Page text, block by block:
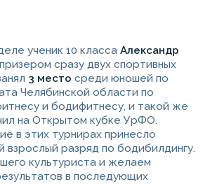
ученик 10 класса Александр
сразу двух спортивных
3 место среди юношей по
Челябинской области по
и бодифитнесу, и такой же
на Открытом кубке УрФО.
в этих турнирах принесло
взрослый разряд по бодибилдингу.
культуриста и желаем
в последующих